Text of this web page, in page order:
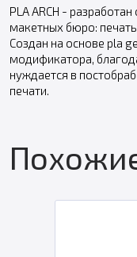
PLA ARCH -
макетных бюро:
Создан на основе pla
модификатора,
нуждается в
печати.